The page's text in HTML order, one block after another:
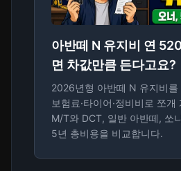
아반떼 N 유지비 연
면 차값만큼 든다고요?
2026년형 아반떼 N 유지비를
보험료·타이어·정비비로 쪼
M/T와 DCT, 일반 아반떼, 쏘
5년 총비용을 비교합니다.